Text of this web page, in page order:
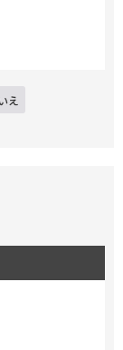
、箱まち口金
に手にしてい
いいようで
。
るので、お札
→口金を閉じて
す。
。
え